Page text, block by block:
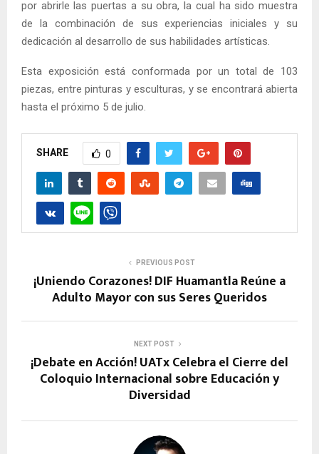
por abrirle las puertas a su obra, la cual ha sido muestra
de la combinación de sus experiencias iniciales y su
dedicación al desarrollo de sus habilidades artísticas.
Esta exposición está conformada por un total de 103
piezas, entre pinturas y esculturas, y se encontrará abierta
hasta el próximo 5 de julio.
SHARE 0
PREVIOUS POST
¡Uniendo Corazones! DIF Huamantla Reúne a
Adulto Mayor con sus Seres Queridos
NEXT POST
¡Debate en Acción! UATx Celebra el Cierre del
Coloquio Internacional sobre Educación y
Diversidad